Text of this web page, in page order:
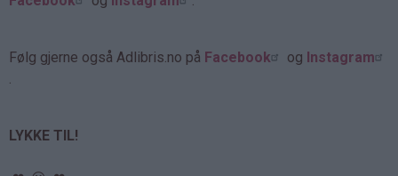
Følg gjerne også Adlibris.no på Facebook og Instagram
LYKKE TIL!